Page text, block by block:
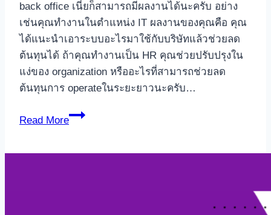
back office เนี่ยก็สามารถมีผลงานได้นะครับ อย่าง
เช่นคุณทำงานในตำแหน่ง IT ผลงานของคุณคือ คุณ
ได้แนะนำเอาระบบอะไรมาใช้กับบริษัทแล้วช่วยลด
ต้นทุนได้ ถ้าคุณทำงานเป็น HR คุณช่วยปรับปรุงใน
แง่ของ organization หรืออะไรที่สามารถช่วยลด
ต้นทุนการ operateในระยะยาวนะครับ…
Read More
3